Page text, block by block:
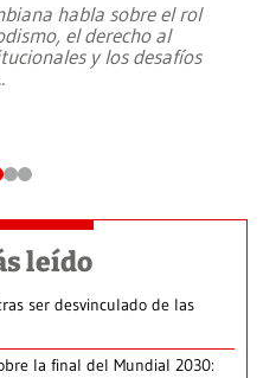
habla sobre el rol
el derecho al
y los desafíos
leído
ser desvinculado de las
la final del Mundial 2030: